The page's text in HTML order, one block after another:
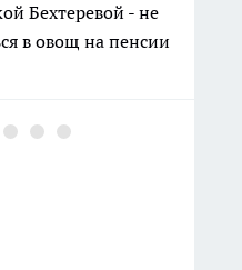
Бехтеревой - не
в овощ на пенсии
короны: